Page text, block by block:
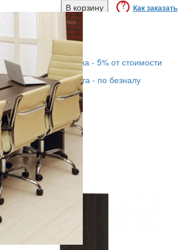
? Как заказать
Купить в 1 клик
Доставка - 450 руб.
Сборка - 5% от стоимости
Оплата - по безналу